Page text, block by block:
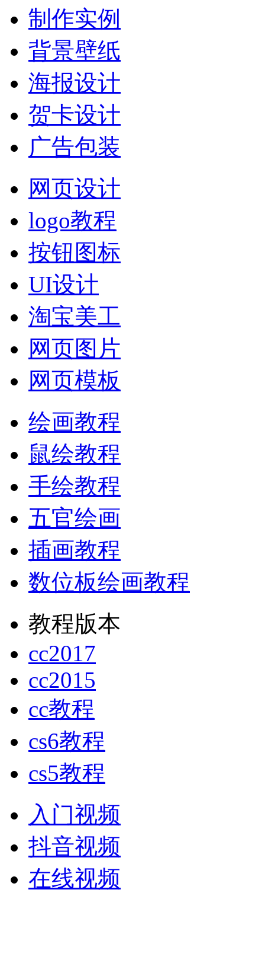
制作实例
背景壁纸
海报设计
贺卡设计
广告包装
网页设计
logo教程
按钮图标
UI设计
淘宝美工
网页图片
网页模板
绘画教程
鼠绘教程
手绘教程
五官绘画
插画教程
数位板绘画教程
教程版本
cc2017
cc2015
cc教程
cs6教程
cs5教程
入门视频
抖音视频
在线视频